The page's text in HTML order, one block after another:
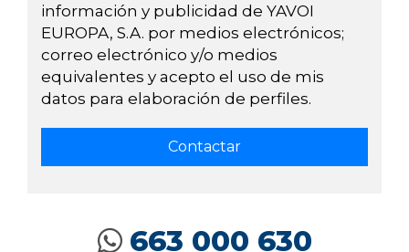
información y publicidad de YAVOI
EUROPA, S.A. por medios electrónicos;
correo electrónico y/o medios
equivalentes y acepto el uso de mis
datos para elaboración de perfiles.
663 000 630